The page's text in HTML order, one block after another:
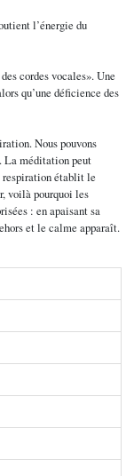
l’énergie du
cordes vocales». Une
qu’une déficience des
Nous pouvons
La méditation peut
respiration établit le
voilà pourquoi les
: en apaisant sa
et le calme apparaît.